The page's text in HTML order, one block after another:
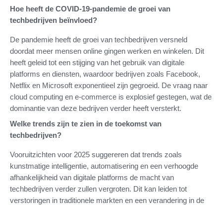
Hoe heeft de COVID-19-pandemie de groei van
techbedrijven beïnvloed?
De pandemie heeft de groei van techbedrijven versneld
doordat meer mensen online gingen werken en winkelen. Dit
heeft geleid tot een stijging van het gebruik van digitale
platforms en diensten, waardoor bedrijven zoals Facebook,
Netflix en Microsoft exponentieel zijn gegroeid. De vraag naar
cloud computing en e-commerce is explosief gestegen, wat de
dominantie van deze bedrijven verder heeft versterkt.
Welke trends zijn te zien in de toekomst van
techbedrijven?
Vooruitzichten voor 2025 suggereren dat trends zoals
kunstmatige intelligentie, automatisering en een verhoogde
afhankelijkheid van digitale platforms de macht van
techbedrijven verder zullen vergroten. Dit kan leiden tot
verstoringen in traditionele markten en een verandering in de